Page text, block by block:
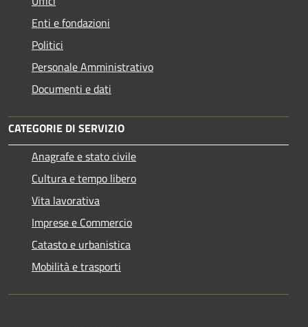
Enti e fondazioni
Politici
Personale Amministrativo
Documenti e dati
CATEGORIE DI SERVIZIO
Anagrafe e stato civile
Cultura e tempo libero
Vita lavorativa
Imprese e Commercio
Catasto e urbanistica
Mobilità e trasporti